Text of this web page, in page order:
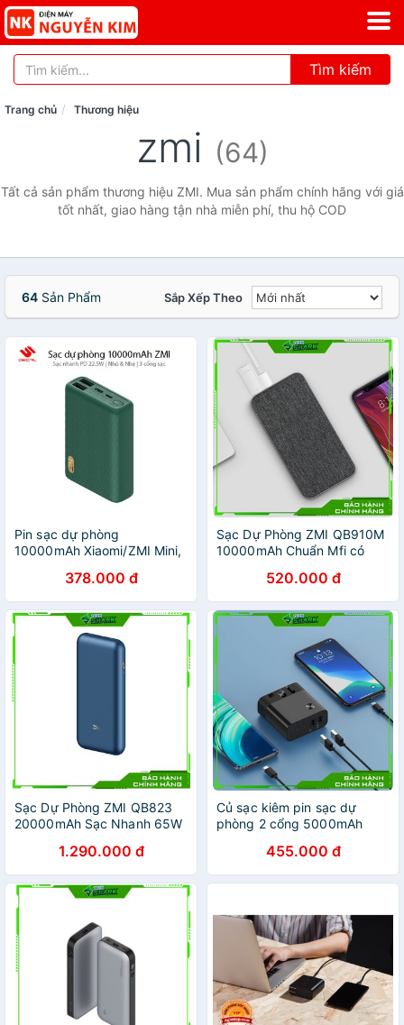
Tìm kiếm
Trang chủ Thương hiệu
zmi (64)
Tất cả sản phẩm thương hiệu ZMI. Mua sản phẩm chính hãng với giá
tốt nhất, giao hàng tận nhà miễn phí, thu hộ COD
64 Sản Phẩm Sắp Xếp Theo
Pin sạc dự phòng
10000mAh Xiaomi/ZMI Mini,
22.5W, iPhone / iPad / Điện
thoại Android
378.000 đ
Sạc Dự Phòng ZMI QB910M
10000mAh Chuẩn Mfi có
520.000 đ
Sạc Dự Phòng ZMI QB823
20000mAh Sạc Nhanh 65W
1.290.000 đ
Củ sạc kiêm pin sạc dự
phòng 2 cổng 5000mAh
455.000 đ